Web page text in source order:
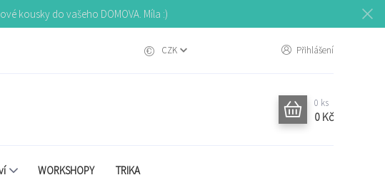
kousky do vašeho DOMOVA. Míla :)
CZK Přihlášení
0 ks
0 Kč
WORKSHOPY TRIKA